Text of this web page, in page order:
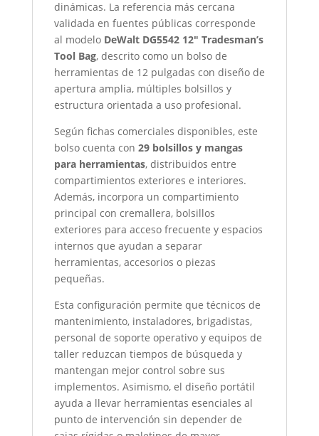
dinámicas. La referencia más cercana
validada en fuentes públicas corresponde
al modelo DeWalt DG5542 12″ Tradesman’s
Tool Bag, descrito como un bolso de
herramientas de 12 pulgadas con diseño de
apertura amplia, múltiples bolsillos y
estructura orientada a uso profesional.
Según fichas comerciales disponibles, este
bolso cuenta con 29 bolsillos y mangas
para herramientas, distribuidos entre
compartimientos exteriores e interiores.
Además, incorpora un compartimiento
principal con cremallera, bolsillos
exteriores para acceso frecuente y espacios
internos que ayudan a separar
herramientas, accesorios o piezas
pequeñas.
Esta configuración permite que técnicos de
mantenimiento, instaladores, brigadistas,
personal de soporte operativo y equipos de
taller reduzcan tiempos de búsqueda y
mantengan mejor control sobre sus
implementos. Asimismo, el diseño portátil
ayuda a llevar herramientas esenciales al
punto de intervención sin depender de